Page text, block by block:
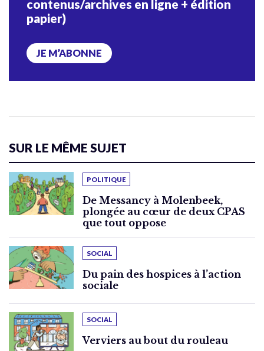
contenus/archives en ligne + édition
papier)
JE M’ABONNE
SUR LE MÊME SUJET
POLITIQUE
De Messancy à Molenbeek,
plongée au cœur de deux CPAS
que tout oppose
SOCIAL
Du pain des hospices à l’action
sociale
SOCIAL
Verviers au bout du rouleau